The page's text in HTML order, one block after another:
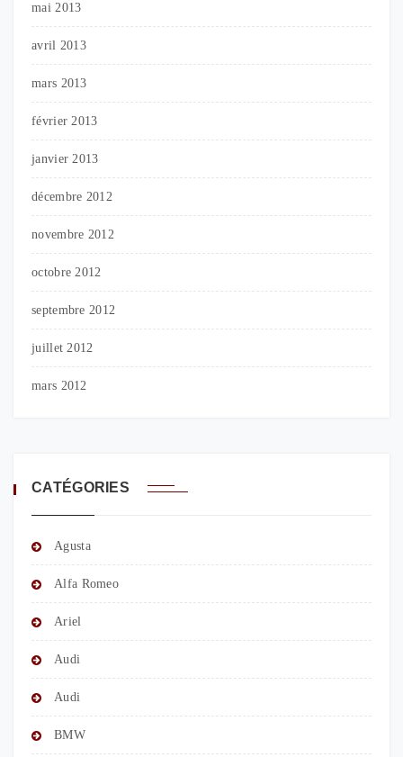
mai 2013
avril 2013
mars 2013
février 2013
janvier 2013
décembre 2012
novembre 2012
octobre 2012
septembre 2012
juillet 2012
mars 2012
CATÉGORIES
Agusta
Alfa Romeo
Ariel
Audi
Audi
BMW